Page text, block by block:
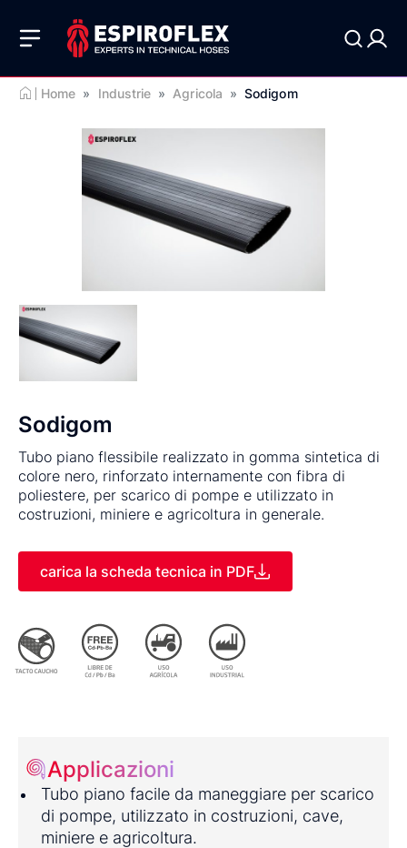
Home » Industrie » Agricola » Sodigom
Sodigom
Tubo piano flessibile realizzato in gomma sintetica di
colore nero, rinforzato internamente con fibra di
poliestere, per scarico di pompe e utilizzato in
costruzioni, miniere e agricoltura in generale.
carica la scheda tecnica in PDF
Applicazioni
Tubo piano facile da maneggiare per scarico
di pompe, utilizzato in costruzioni, cave,
miniere e agricoltura.